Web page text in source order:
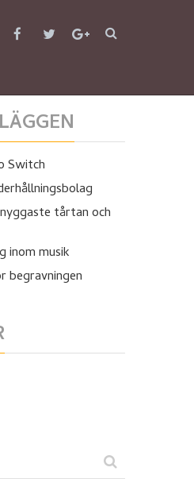
Switch
tårtan och
inom musik
begravningen